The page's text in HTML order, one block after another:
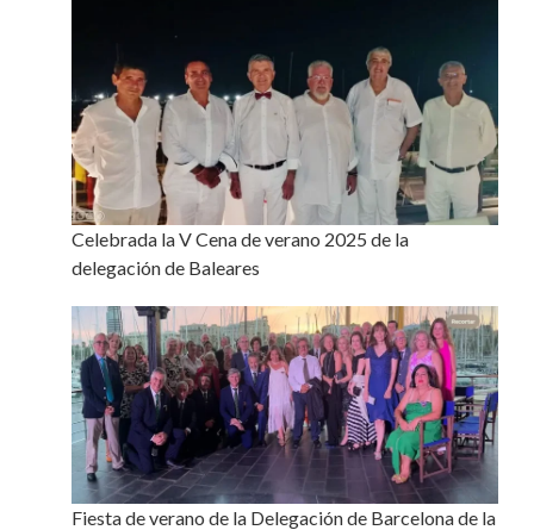
Celebrada la V Cena de verano 2025 de la
delegación de Baleares
Fiesta de verano de la Delegación de Barcelona de la